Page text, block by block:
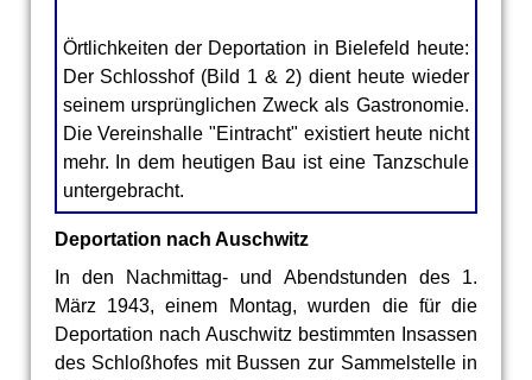
Örtlichkeiten der Deportation in Bielefeld heute:
Der Schlosshof (Bild 1 & 2) dient heute wieder
seinem ursprünglichen Zweck als Gastronomie.
Die Vereinshalle "Eintracht" existiert heute nicht
mehr. In dem heutigen Bau ist eine Tanzschule
untergebracht.
Deportation nach Auschwitz
In den Nachmittag- und Abendstunden des 1.
März 1943, einem Montag, wurden die für die
Deportation nach Auschwitz bestimmten Insassen
des Schloßhofes mit Bussen zur Sammelstelle in